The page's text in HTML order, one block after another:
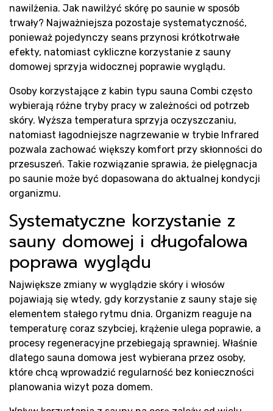
nawilżenia. Jak nawilżyć skórę po saunie w sposób
trwały? Najważniejsza pozostaje systematyczność,
ponieważ pojedynczy seans przynosi krótkotrwałe
efekty, natomiast cykliczne korzystanie z sauny
domowej sprzyja widocznej poprawie wyglądu.
Osoby korzystające z kabin typu sauna Combi często
wybierają różne tryby pracy w zależności od potrzeb
skóry. Wyższa temperatura sprzyja oczyszczaniu,
natomiast łagodniejsze nagrzewanie w trybie Infrared
pozwala zachować większy komfort przy skłonności do
przesuszeń. Takie rozwiązanie sprawia, że pielęgnacja
po saunie może być dopasowana do aktualnej kondycji
organizmu.
Systematyczne korzystanie z
sauny domowej i długofalowa
poprawa wyglądu
Największe zmiany w wyglądzie skóry i włosów
pojawiają się wtedy, gdy korzystanie z sauny staje się
elementem stałego rytmu dnia. Organizm reaguje na
temperaturę coraz szybciej, krążenie ulega poprawie, a
procesy regeneracyjne przebiegają sprawniej. Właśnie
dlatego sauna domowa jest wybierana przez osoby,
które chcą wprowadzić regularność bez konieczności
planowania wizyt poza domem.